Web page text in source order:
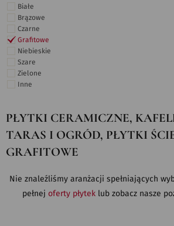
Białe
Brązowe
Czarne
Grafitowe
Niebieskie
Szare
Zielone
Inne
PŁYTKI CERAMICZNE,
TARAS I OGRÓD, PŁYTKI
GRAFITOWE
Nie znaleźliśmy aranżacji spełniających
pełnej oferty płytek lub zobacz nasze